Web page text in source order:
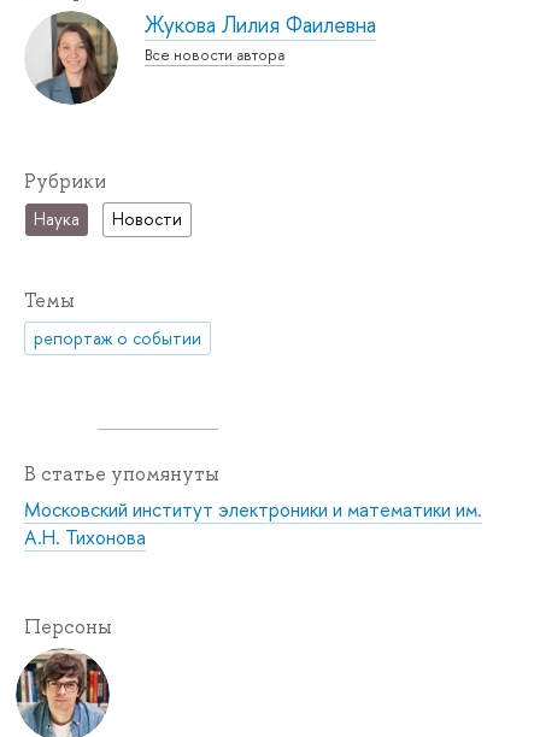
Жукова Лилия Фаилевна
Все новости автора
Рубрики
Наука Новости
Темы
репортаж о событии
В статье упомянуты
Московский институт электроники и математики им.
А.Н. Тихонова
Персоны